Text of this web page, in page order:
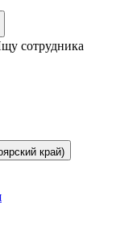
сотрудника
край)